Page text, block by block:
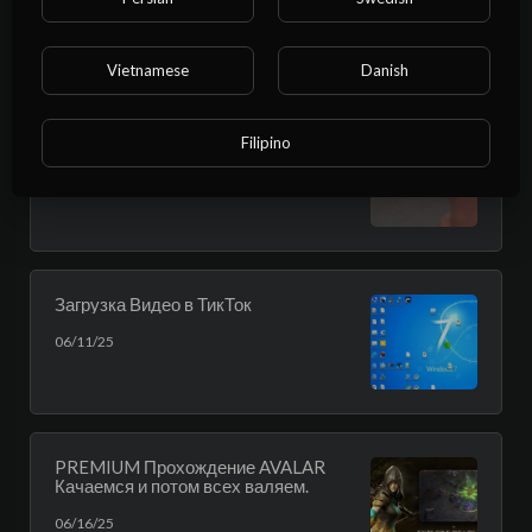
часть.
Загрузка Видео в ТикТок
06/11/25
PREMIUM Прохождение AVALAR
Качаемся и потом всех валяем.
06/16/25
Vietnamese Danish
Filipino